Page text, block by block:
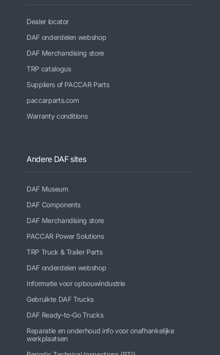
Dealer locator
DAF onderdelen webshop
DAF Merchandising store
TRP catalogus
Suppliers of PACCAR Parts
paccarparts.com
Warranty conditions
Andere DAF sites
DAF Museum
DAF Components
DAF Merchandising store
PACCAR Power Solutions
TRP Truck & Trailer Parts
DAF onderdelen webshop
Informatie voor opbouwindustrie
Gebruikte DAF Trucks
DAF Ready-to-Go Trucks
Reparatie en onderhoud info voor onafhankelijke
werkplaatsen